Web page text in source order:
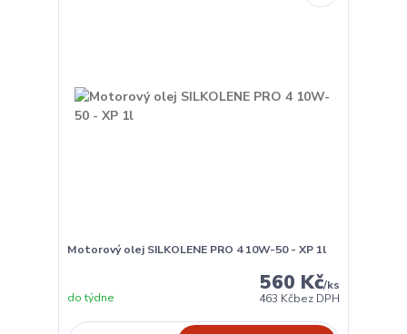
Motorový olej SILKOLENE PRO 4 10W-50 - XP 1l
560 Kč/ks
463 Kčbez DPH
do týdne